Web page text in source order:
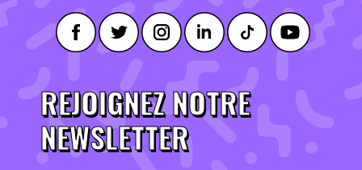
REJOIGNEZ NOTRE
NEWSLETTER